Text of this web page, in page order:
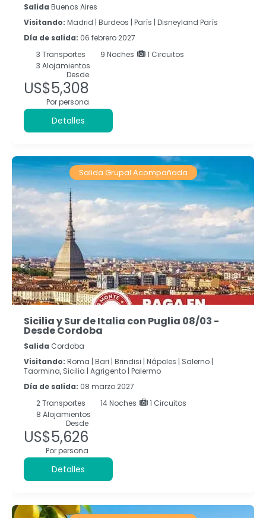
Salida Buenos Aires
Visitando: Madrid | Burdeos | París | Disneyland París
Día de salida: 06 febrero 2027
3 Transportes 9 Noches
1 Circuitos
3 Alojamientos
Desde
US$5,308
Por persona
Detalles
Salida Grupal Acompañada
Sicilia y Sur de Italia con Puglia 08/03 -
Desde Cordoba
Salida Cordoba
Visitando: Roma | Bari | Brindisi | Nápoles | Salerno |
Taormina, Sicilia | Agrigento | Palermo
Día de salida: 08 marzo 2027
2Transportes 14Noches
1 Circuitos
8 Alojamientos
Desde
US$5,626
Por persona
Detalles